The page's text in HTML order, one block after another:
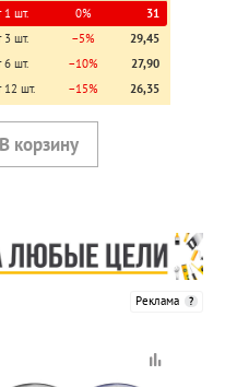
1 шт. 0%
31
3 шт.
−5%
29,45
6 шт.
−10%
27,90
12 шт.
−15% 26,35
Реклама